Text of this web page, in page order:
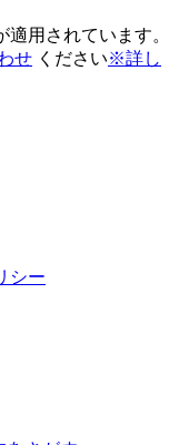
用されています。
せ ください※詳し
シー